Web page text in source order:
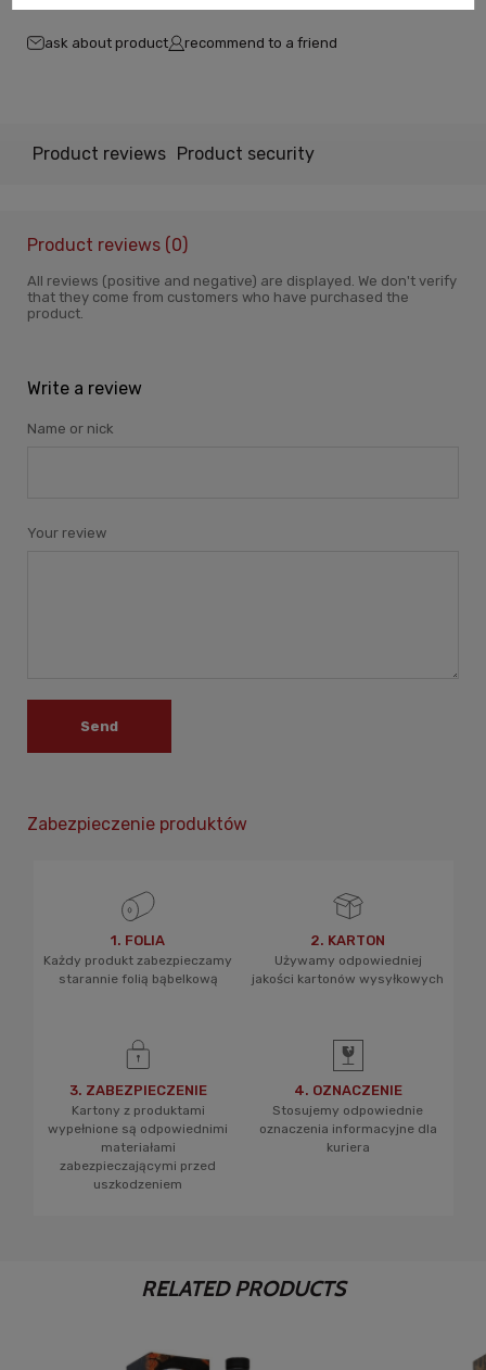
ask about product recommend to a friend
Product reviews Product security
Product reviews (0)
All reviews (positive and negative) are displayed. We don't verify
that they come from customers who have purchased the
product.
Write a review
Name or nick
Your review
Send
Zabezpieczenie produktów
1. FOLIA
Każdy produkt zabezpieczamy
starannie folią bąbelkową
2. KARTON
Używamy odpowiedniej
jakości kartonów wysyłkowych
3. ZABEZPIECZENIE
Kartony z produktami
wypełnione są odpowiednimi
materiałami
zabezpieczającymi przed
uszkodzeniem
4. OZNACZENIE
Stosujemy odpowiednie
oznaczenia informacyjne dla
kuriera
RELATED PRODUCTS